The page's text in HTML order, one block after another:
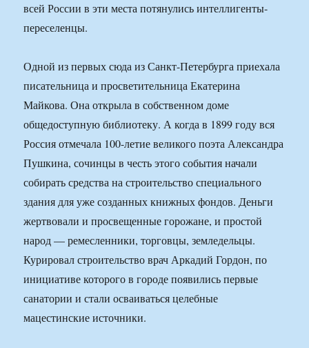
всей России в эти места потянулись интеллигенты-
переселенцы.
Одной из первых сюда из Санкт-Петербурга приехала
писательница и просветительница Екатерина
Майкова. Она открыла в собственном доме
общедоступную библиотеку. А когда в 1899 году вся
Россия отмечала 100-летие великого поэта Александра
Пушкина, сочинцы в честь этого события начали
собирать средства на строительство специального
здания для уже созданных книжных фондов. Деньги
жертвовали и просвещенные горожане, и простой
народ — ремесленники, торговцы, земледельцы.
Курировал строительство врач Аркадий Гордон, по
инициативе которого в городе появились первые
санатории и стали осваиваться целебные
мацестинские источники.